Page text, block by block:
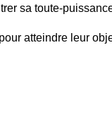
sa toute-
atteindre leur